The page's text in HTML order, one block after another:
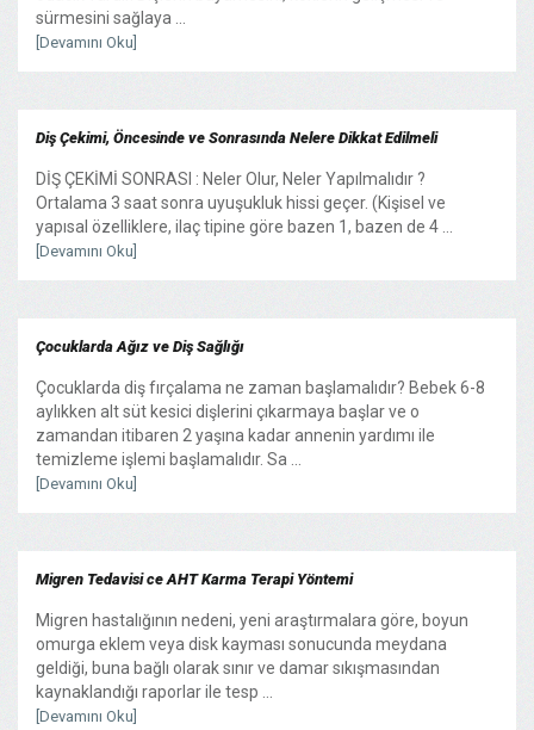
sürmesini sağlaya ...
[Devamını Oku]
Diş Çekimi, Öncesinde ve Sonrasında Nelere Dikkat Edilmeli
DİŞ ÇEKİMİ SONRASI : Neler Olur, Neler Yapılmalıdır ?
Ortalama 3 saat sonra uyuşukluk hissi geçer. (Kişisel ve
yapısal özelliklere, ilaç tipine göre bazen 1, bazen de 4 ...
[Devamını Oku]
Çocuklarda Ağız ve Diş Sağlığı
Çocuklarda diş fırçalama ne zaman başlamalıdır? Bebek 6-8
aylıkken alt süt kesici dişlerini çıkarmaya başlar ve o
zamandan itibaren 2 yaşına kadar annenin yardımı ile
temizleme işlemi başlamalıdır. Sa ...
[Devamını Oku]
Migren Tedavisi ce AHT Karma Terapi Yöntemi
Migren hastalığının nedeni, yeni araştırmalara göre, boyun
omurga eklem veya disk kayması sonucunda meydana
geldiği, buna bağlı olarak sınır ve damar sıkışmasından
kaynaklandığı raporlar ile tesp ...
[Devamını Oku]